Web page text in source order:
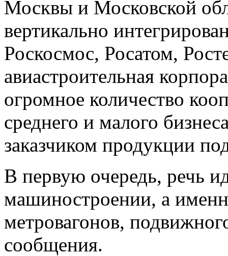
Москвы и Московской
вертикально
Роскосмос, Росатом,
авиастроительная
огромное количество
среднего и малого
заказчиком продукции
В первую очередь, речь
машиностроении, а
метровагонов,
сообщения.